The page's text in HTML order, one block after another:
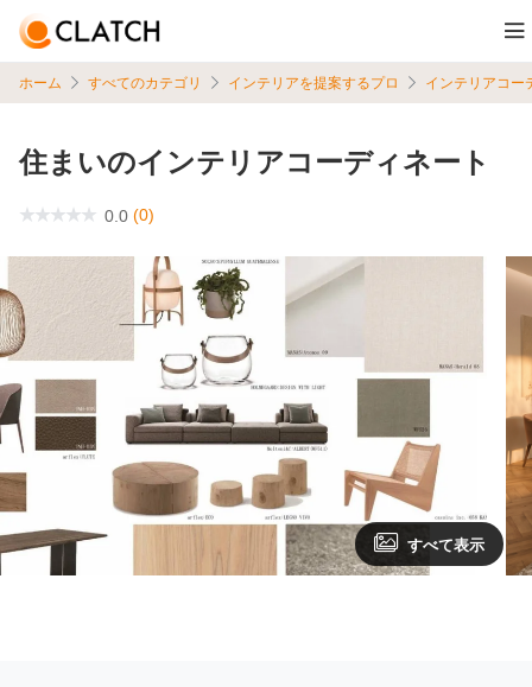
ホーム すべてのカテゴリ インテリアを提案するプロ インテリアコー
住まいのインテリアコーディネート
0.0 (0)
すべて表示